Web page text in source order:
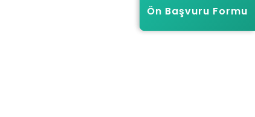
Ön Başvuru Formu
Ön Başvuru Formu